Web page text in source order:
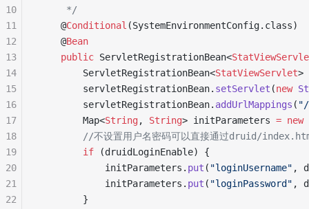
     */
    @
Conditional (SystemEnvironmentConfig. class)
    @
Bean
    public
ServletRegistrationBean<
        ServletRegistrationBean
<StatViewServlet>
        servletRegistrationBean
. setServlet (new
        servletRegistrationBean
. addUrlMappings ( "
        Map
<String, String> initParameters = new
//不设置用户名密码可以直接通过druid/
        if
(druidLoginEnable)
{
            initParameters
. put ( "loginUsername" ,
            initParameters
. put ( "loginPassword " ,
        }
10
11
12
13
14
15
16
17
18
19
20
21
22